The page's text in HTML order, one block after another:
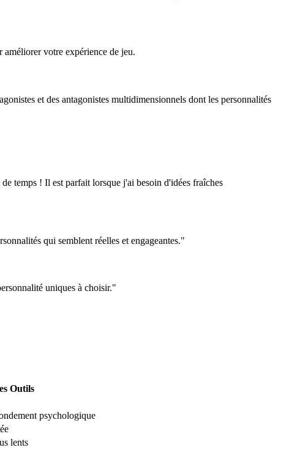
améliorer votre expérience de jeu.
et des antagonistes multidimensionnels dont les personnalités
temps ! Il est parfait lorsque j'ai besoin d'idées fraîches
qui semblent réelles et engageantes."
uniques à choisir."
Outils
psychologique
lents